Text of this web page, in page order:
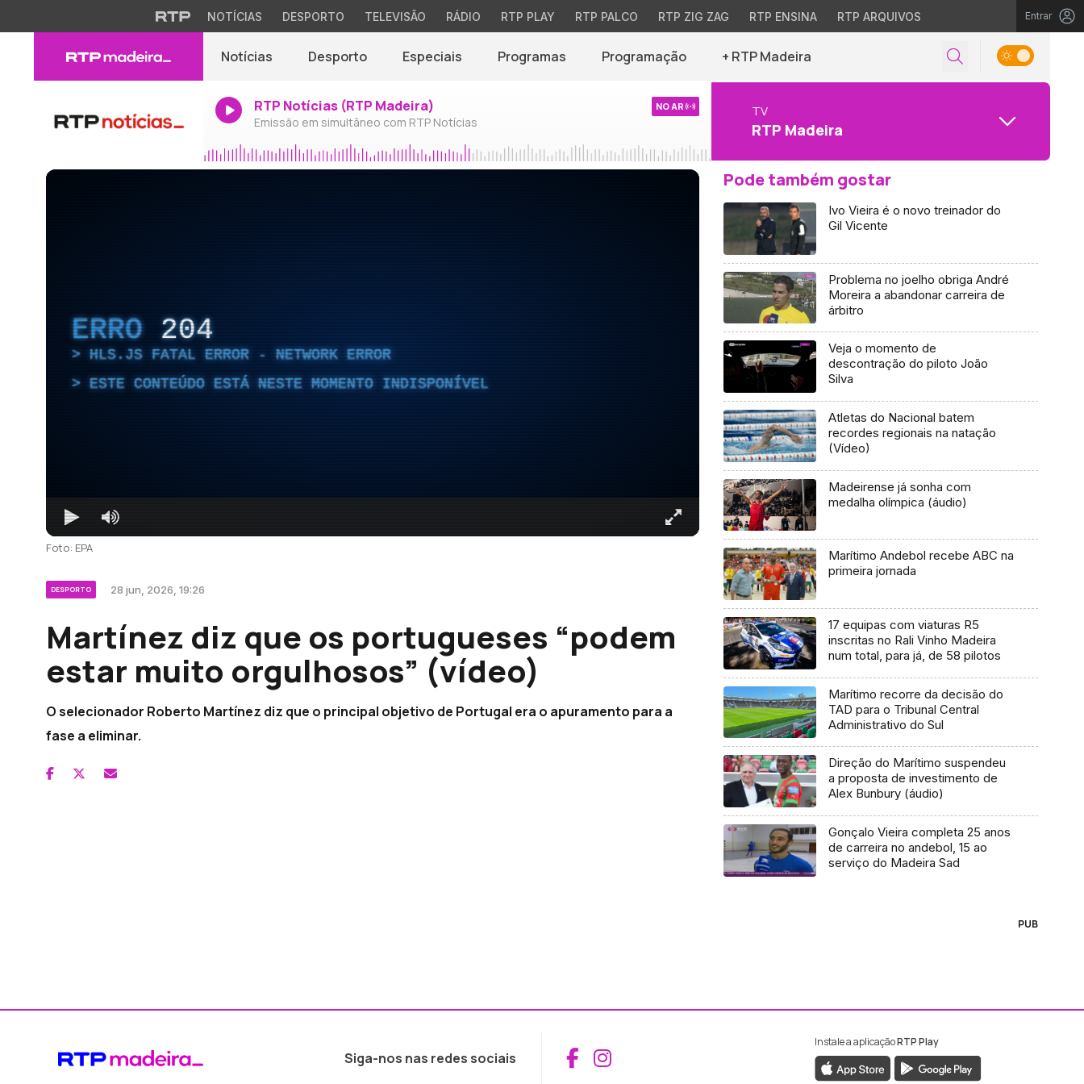
NOTÍCIAS DESPORTO TELEVISÃO RÁDIO RTP PLAY RTP PALCO RTP ZIG ZAG RTP ENSINA RTP ARQUIVOS Entrar
Notícias Desporto Especiais Programas Programação + RTP Madeira
RTP Notícias (RTP Madeira)
Emissão em simultâneo com RTP Notícias
NO AR TV
RTP Madeira
ERRO 204
HLS.JS FATAL ERROR - NETWORK ERROR
ESTE CONTEÚDO ESTÁ NESTE MOMENTO INDISPONÍVEL
Foto: EPA
DESPORTO 28 jun, 2026, 19:26
Martínez diz que os portugueses “podem
estar muito orgulhosos” (vídeo)
O selecionador Roberto Martínez diz que o principal objetivo de Portugal era o apuramento para a
fase a eliminar.
Pode também gostar
Ivo Vieira é o novo treinador do
Gil Vicente
Problema no joelho obriga André
Moreira a abandonar carreira de
árbitro
Veja o momento de
descontração do piloto João
Silva
Atletas do Nacional batem
recordes regionais na natação
(Vídeo)
Madeirense já sonha com
medalha olímpica (áudio)
Marítimo Andebol recebe ABC na
primeira jornada
17 equipas com viaturas R5
inscritas no Rali Vinho Madeira
num total, para já, de 58 pilotos
Marítimo recorre da decisão do
TAD para o Tribunal Central
Administrativo do Sul
Direção do Marítimo suspendeu
a proposta de investimento de
Alex Bunbury (áudio)
Gonçalo Vieira completa 25 anos
de carreira no andebol, 15 ao
serviço do Madeira Sad
PUB
Siga-nos nas redes sociais Aceder ao Facebook da RTP Madeira
Aceder ao Instagram da RTP Madeira
Instale a aplicaçãoRTP Play